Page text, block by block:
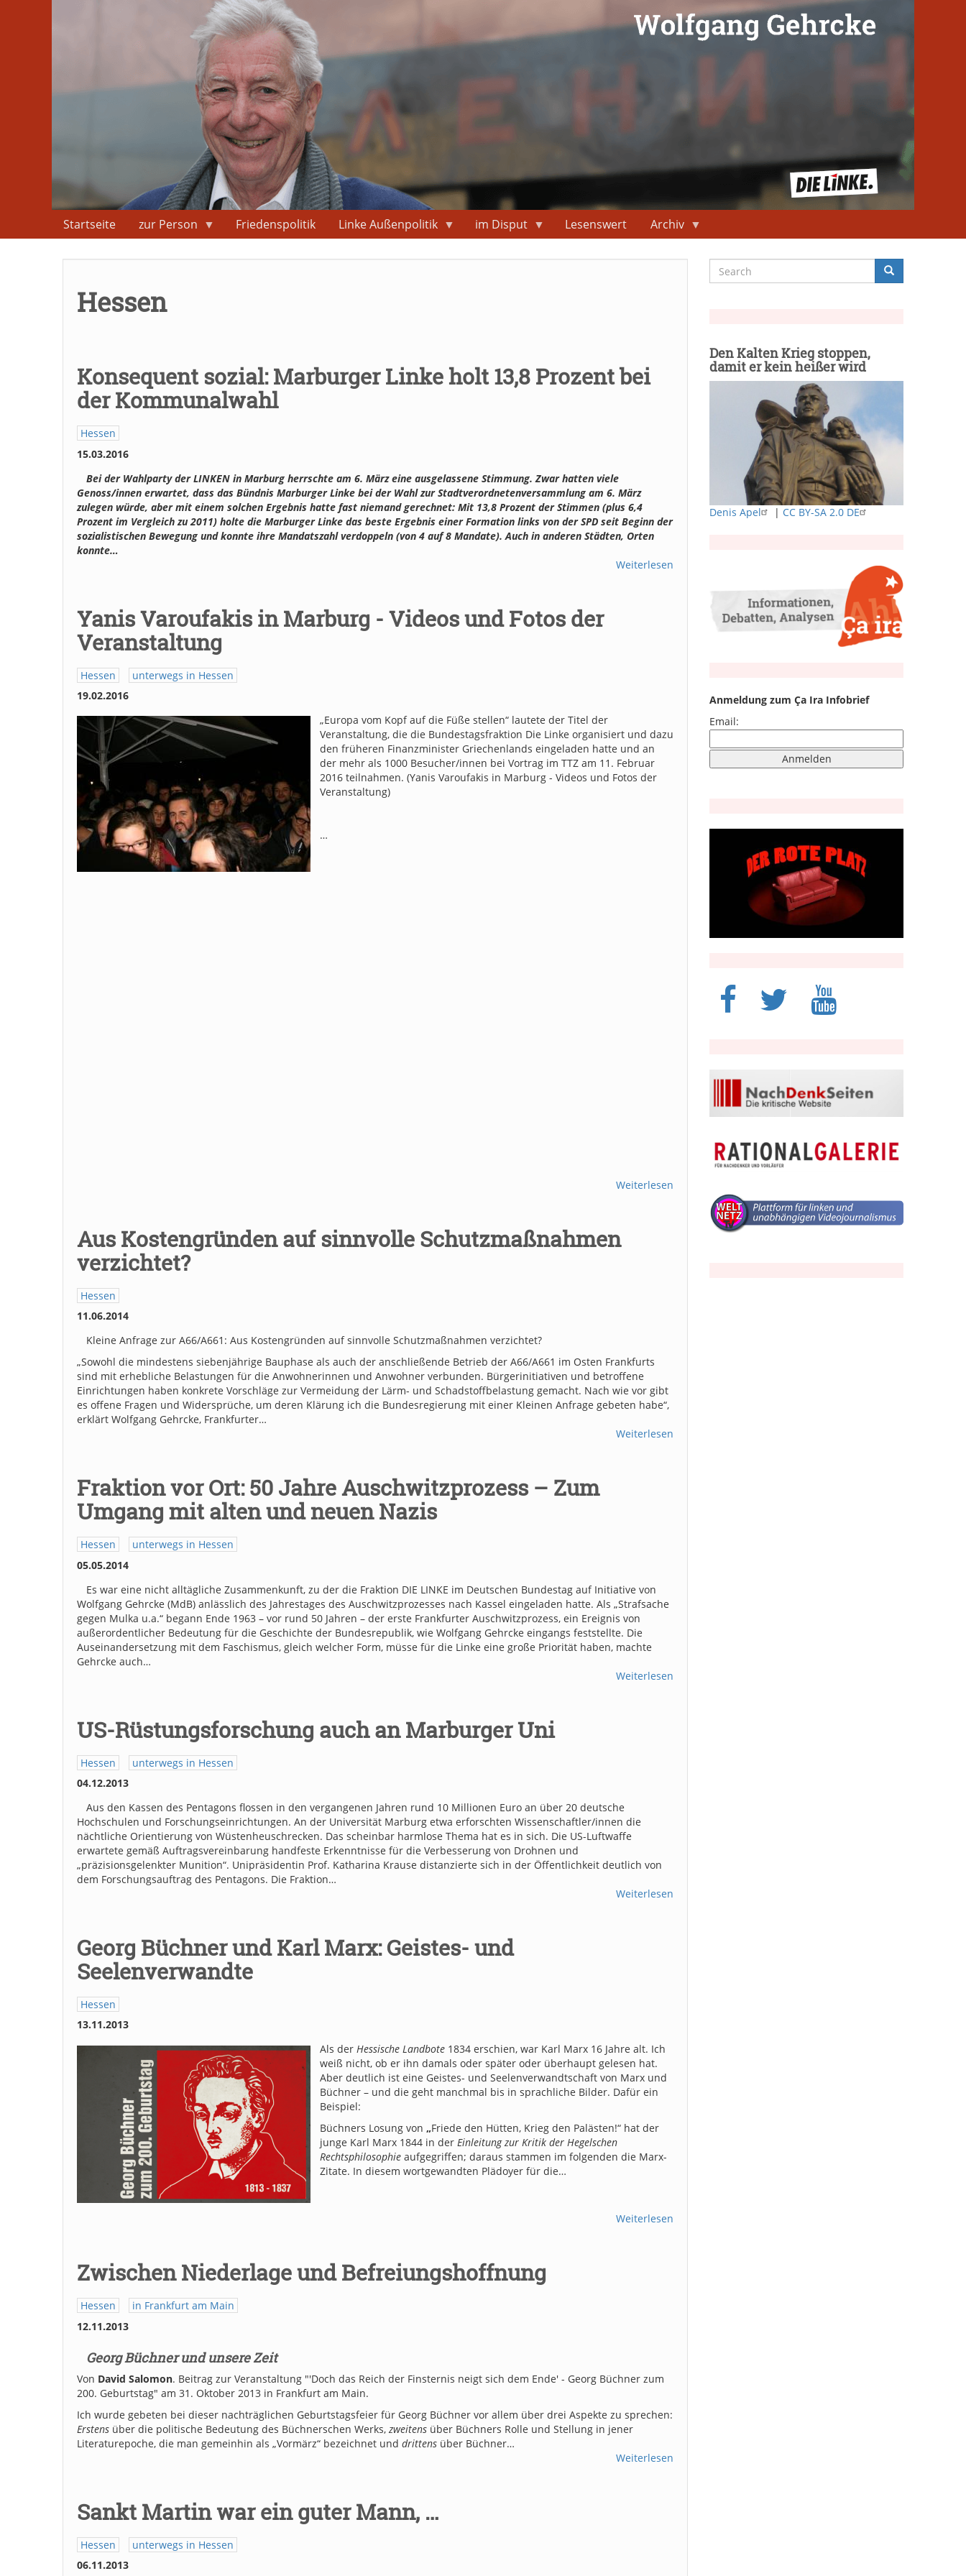
Startseite zur Person Friedenspolitik Linke Außenpolitik im Disput Lesenswert Archiv
Hessen
Konsequent sozial: Marburger Linke holt 13,8 Prozent bei
der Kommunalwahl
Hessen
15.03.2016
Bei der Wahlparty der LINKEN in Marburg herrschte am 6. März eine ausgelassene Stimmung. Zwar hatten viele
Genoss/innen erwartet, dass das Bündnis Marburger Linke bei der Wahl zur Stadtverordnetenversammlung am 6. März
zulegen würde, aber mit einem solchen Ergebnis hatte fast niemand gerechnet: Mit 13,8 Prozent der Stimmen (plus 6,4
Prozent im Vergleich zu 2011) holte die Marburger Linke das beste Ergebnis einer Formation links von der SPD seit Beginn der
sozialistischen Bewegung und konnte ihre Mandatszahl verdoppeln (von 4 auf 8 Mandate). Auch in anderen Städten, Orten
konnte…
Weiterlesen
Yanis Varoufakis in Marburg - Videos und Fotos der
Veranstaltung
Hessen
unterwegs in Hessen
19.02.2016
„Europa vom Kopf auf die Füße stellen“ lautete der Titel der
Veranstaltung, die die Bundestagsfraktion Die Linke orga­nisiert und dazu
den früheren Finanzminister Griechenlands eingeladen hatte und an
der mehr als 1000 Besucher/innen bei Vortrag im TTZ am 11. Februar
2016 teilnahmen. (Yanis Varoufakis in Marburg - Videos und Fotos der
Veranstaltung)
…
Weiterlesen
Aus Kostengründen auf sinnvolle Schutzmaßnahmen
verzichtet?
Hessen
11.06.2014
Kleine Anfrage zur A66/A661: Aus Kostengründen auf sinnvolle Schutzmaßnahmen verzichtet?
„Sowohl die mindestens siebenjährige Bauphase als auch der anschließende Betrieb der A66/A661 im Osten Frankfurts
sind mit erhebliche Belastungen für die Anwohnerinnen und Anwohner verbunden. Bürgerinitiativen und betroffene
Einrichtungen haben konkrete Vorschläge zur Vermeidung der Lärm- und Schadstoffbelastung gemacht. Nach wie vor gibt
es offene Fragen und Widersprüche, um deren Klärung ich die Bundesregierung mit einer Kleinen Anfrage gebeten habe“,
erklärt Wolfgang Gehrcke, Frankfurter…
Weiterlesen
Fraktion vor Ort: 50 Jahre Auschwitzprozess – Zum
Umgang mit alten und neuen Nazis
Hessen
unterwegs in Hessen
05.05.2014
Es war eine nicht alltägliche Zusammenkunft, zu der die Fraktion DIE LINKE im Deutschen Bundestag auf Initiative von
Wolfgang Gehrcke (MdB) anlässlich des Jahrestages des Auschwitzprozesses nach Kassel eingeladen hatte. Als „Strafsache
gegen Mulka u.a.“ begann Ende 1963 – vor rund 50 Jahren – der erste Frankfurter Auschwitzprozess, ein Ereignis von
außerordentlicher Bedeutung für die Geschichte der Bundesrepublik, wie Wolfgang Gehrcke eingangs feststellte. Die
Auseinandersetzung mit dem Faschismus, gleich welcher Form, müsse für die Linke eine große Priorität haben, machte
Gehrcke auch…
Weiterlesen
US-Rüstungsforschung auch an Marburger Uni
Hessen
unterwegs in Hessen
04.12.2013
Aus den Kassen des Pentagons flossen in den vergangenen Jahren rund 10 Millionen Euro an über 20 deutsche
Hochschulen und Forschungseinrichtungen. An der Universität Marburg etwa erforschten Wissenschaftler/innen die
nächtliche Orientierung von Wüstenheuschrecken. Das scheinbar harmlose Thema hat es in sich. Die US-Luftwaffe
erwartete gemäß Auftragsvereinbarung handfeste Erkenntnisse für die Verbesserung von Drohnen und
„präzisionsgelenkter Munition“. Unipräsidentin Prof. Katharina Krause distanzierte sich in der Öffentlichkeit deutlich von
dem Forschungsauftrag des Pentagons. Die Fraktion…
Weiterlesen
Georg Büchner und Karl Marx: Geistes- und
Seelenverwandte
Hessen
13.11.2013
Als der Hessische Landbote 1834 erschien, war Karl Marx 16 Jahre alt. Ich
weiß nicht, ob er ihn damals oder später oder überhaupt gelesen hat.
Aber deutlich ist eine Geistes- und Seelenverwandtschaft von Marx und
Büchner – und die geht manchmal bis in sprachliche Bilder. Dafür ein
Beispiel:
Büchners Losung von „Friede den Hütten, Krieg den Palästen!“ hat der
junge Karl Marx 1844 in der Einleitung zur Kritik der Hegelschen
Rechtsphilosophie aufgegriffen; daraus stammen im folgenden die Marx-
Zitate. In diesem wortgewandten Plädoyer für die…
Weiterlesen
Zwischen Niederlage und Befreiungshoffnung
Hessen
in Frankfurt am Main
12.11.2013
Georg Büchner und unsere Zeit
Von David Salomon. Beitrag zur Veranstaltung "'Doch das Reich der Finsternis neigt sich dem Ende' - Georg Büchner zum
200. Geburtstag" am 31. Oktober 2013 in Frankfurt am Main.
Ich wurde gebeten bei dieser nachträglichen Geburtstagsfeier für Georg Büchner vor allem über drei Aspekte zu sprechen:
Erstens über die politische Bedeutung des Büchnerschen Werks, zweitens über Büchners Rolle und Stellung in jener
Literaturepoche, die man gemeinhin als „Vormärz“ bezeichnet und drittens über Büchner…
Weiterlesen
Sankt Martin war ein guter Mann, …
Hessen
unterwegs in Hessen
06.11.2013
Suche
Search Search
Den Kalten Krieg stoppen,
damit er kein heißer wird
Denis Apel | CC BY-SA 2.0 DE
Anmeldung zum Ça Ira Infobrief
Email: